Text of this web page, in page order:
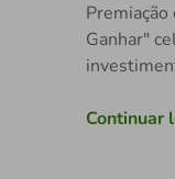
Premiação
Ganhar"
estados do
Continuar